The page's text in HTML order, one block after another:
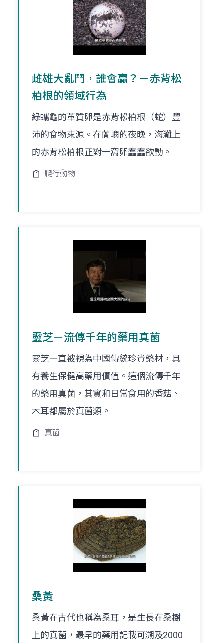
雌雄大亂鬥，誰會贏？－赤背松
柏根的領域行為
綠蠵龜的革質卵是赤背松柏根（蛇）豐
沛的食物來源。在蘭嶼的夜晚，海灘上
的赤背松柏根正對一窩卵蠢蠢欲動。
爬行動物
靈芝－流傳千年的藥用真菌
靈芝一直被視為中國傳統珍貴藥材，具
有養生保健高藥用價值。這個流傳千年
的藥用真菌，其實和日常食用的香菇、
木耳都屬於真菌類。
真菌
桑黃
桑黃在古代也稱為桑耳，是生長在桑樹
上的真菌，最早的藥用記載可溯及2000